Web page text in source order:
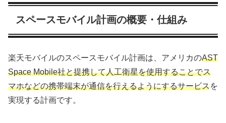
スペースモバイル計画の概要・仕組み
楽天モバイルのスペースモバイル計画は、アメリカのAST
Space Mobile社と提携して人工衛星を使用することでス
マホなどの携帯端末が通信を行えるようにするサービスを
実現する計画です。